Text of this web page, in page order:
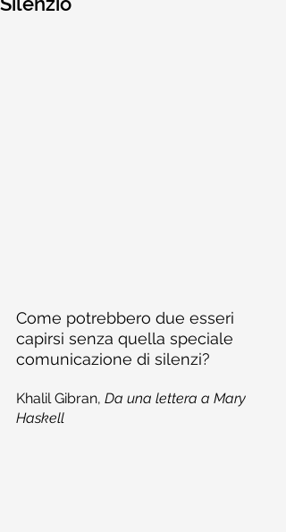
Come potrebbero due esseri
capirsi senza quella speciale
comunicazione di silenzi?
Khalil Gibran, Da una lettera a Mary
Haskell